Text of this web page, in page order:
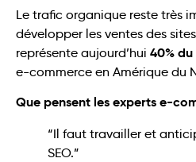
Le trafic organique reste très
développer les ventes des
représente aujourd’hui 40%
e-commerce en Amérique du
Que pensent les experts e-
“Il faut travailler et
SEO.”